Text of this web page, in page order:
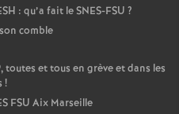
: qu’a fait le SNES-FSU ?
comble
toutes et tous en grève et dans les
!
FSU Aix Marseille